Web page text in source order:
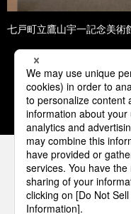
七戸町立鷹山宇一記念美術
1 2
パナソニック